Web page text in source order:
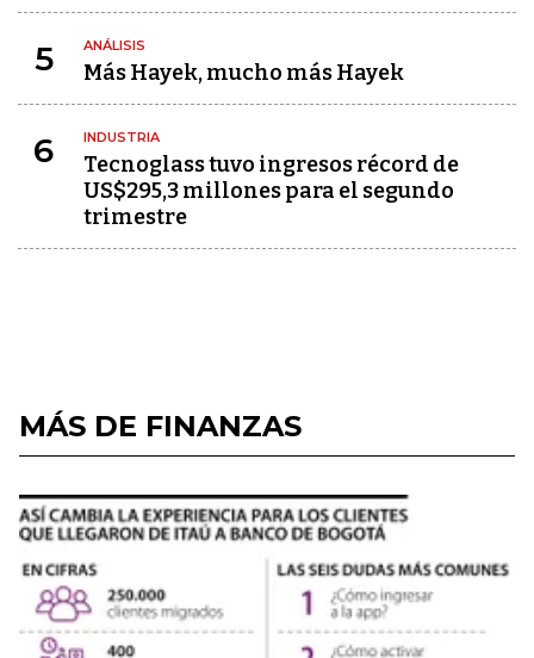
5 ANÁLISIS
Más Hayek, mucho más Hayek
6 INDUSTRIA
Tecnoglass tuvo ingresos récord de
US$295,3 millones para el segundo
trimestre
MÁS DE FINANZAS